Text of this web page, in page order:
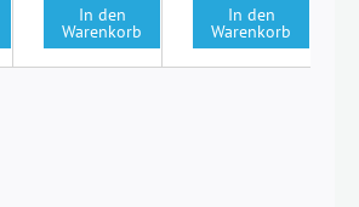
In den
Warenkorb
In den
Warenkorb